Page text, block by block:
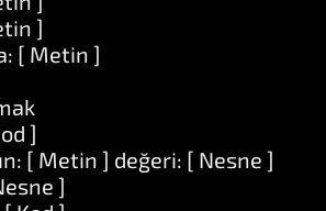
]
[ Metin ]
]
[ Metin ] değeri: [ Nesne ]
]